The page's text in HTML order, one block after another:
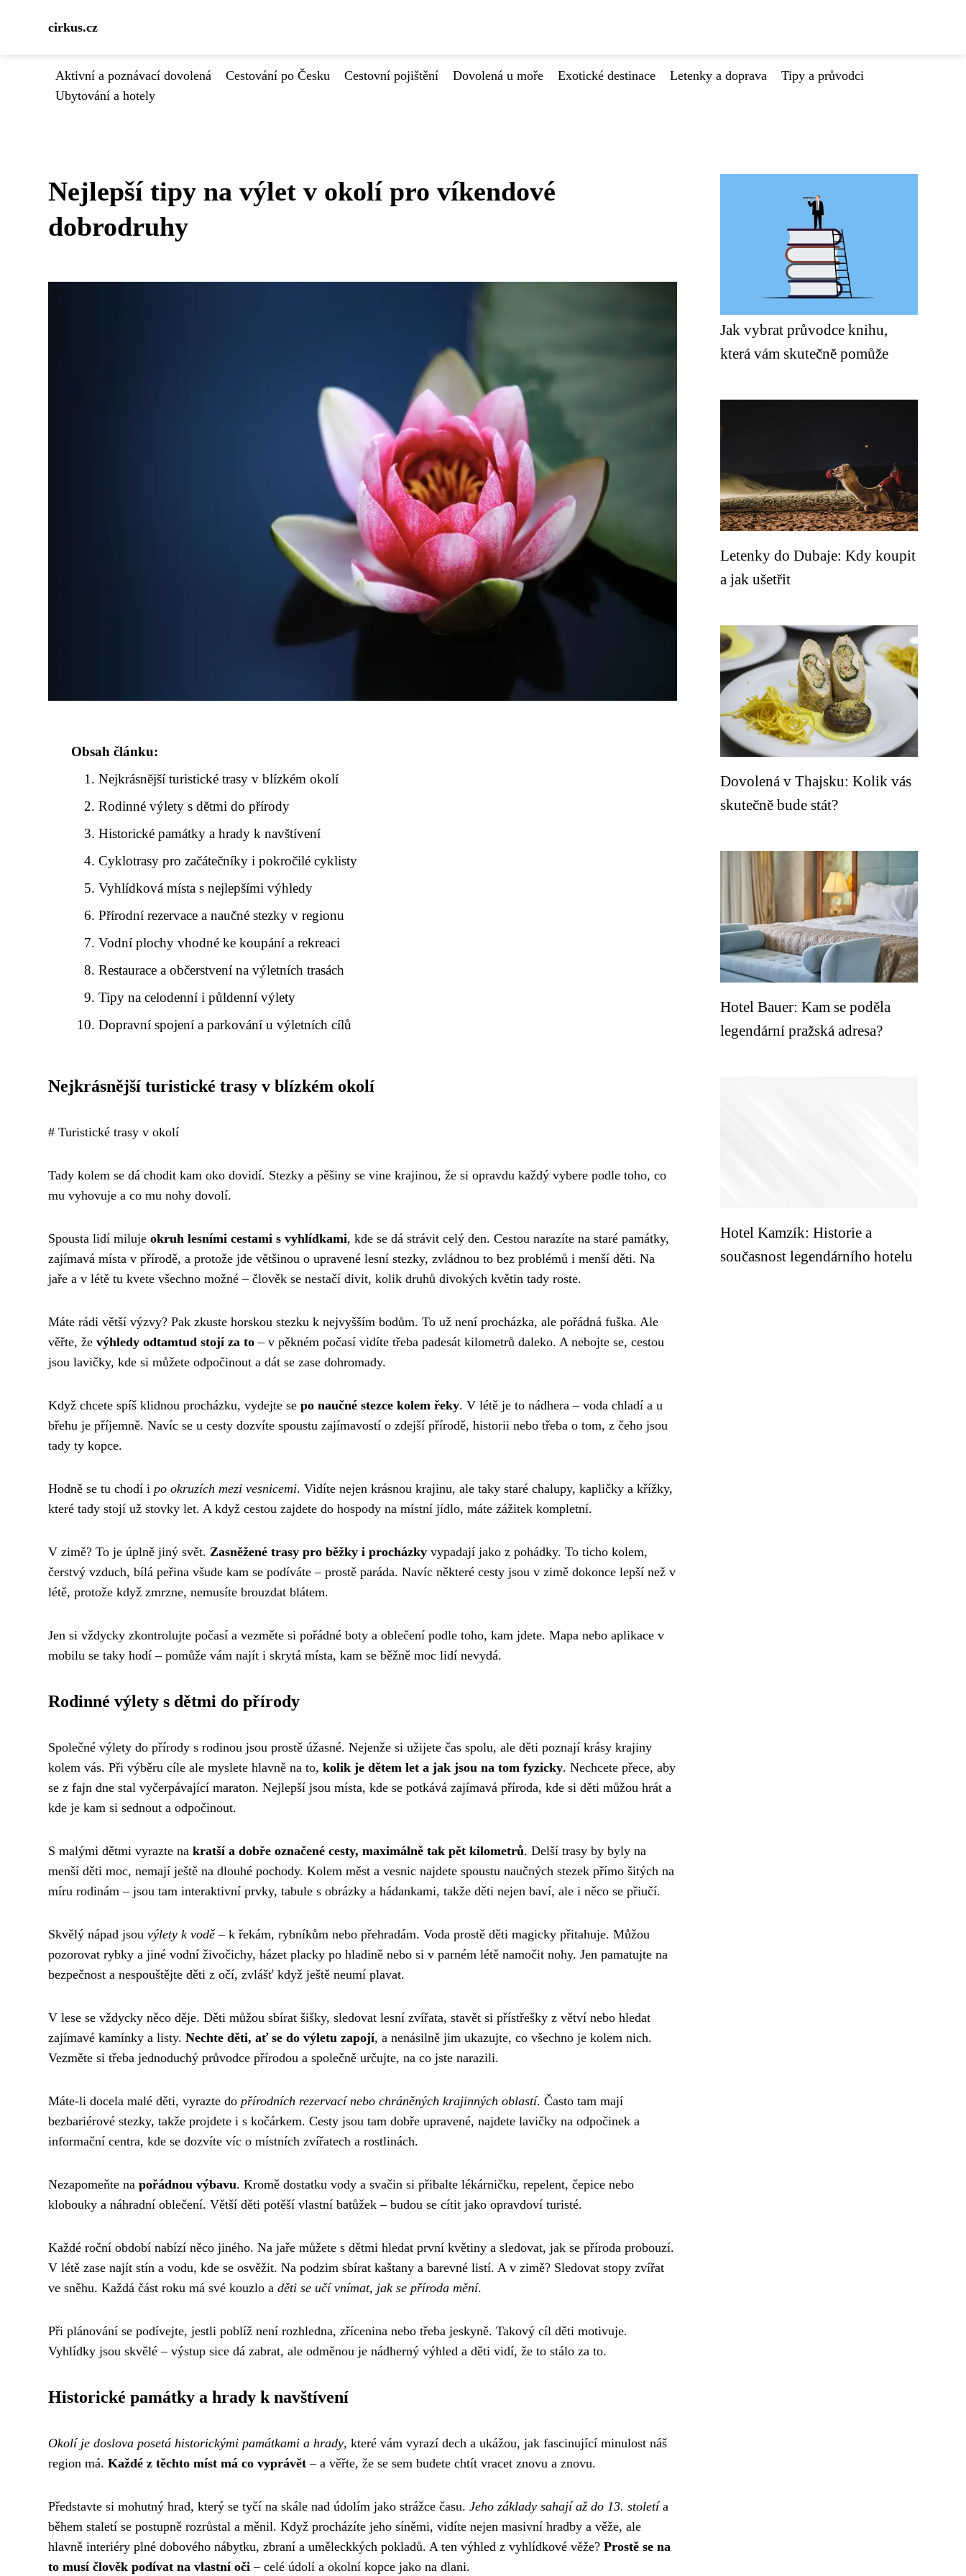
cirkus.cz
Aktivní a poznávací dovolená Cestování po Česku Cestovní pojištění Dovolená u moře Exotické destinace Letenky a doprava
Tipy a průvodci
Ubytování a hotely
Nejlepší tipy na výlet v okolí pro víkendové
dobrodruhy
Obsah článku:
Nejkrásnější turistické trasy v blízkém okolí
Rodinné výlety s dětmi do přírody
Historické památky a hrady k navštívení
Cyklotrasy pro začátečníky i pokročilé cyklisty
Vyhlídková místa s nejlepšími výhledy
Přírodní rezervace a naučné stezky v regionu
Vodní plochy vhodné ke koupání a rekreaci
Restaurace a občerstvení na výletních trasách
Tipy na celodenní i půldenní výlety
Dopravní spojení a parkování u výletních cílů
Nejkrásnější turistické trasy v blízkém okolí
# Turistické trasy v okolí
Tady kolem se dá chodit kam oko dovidí. Stezky a pěšiny se vine krajinou, že si opravdu každý vybere podle toho, co
mu vyhovuje a co mu nohy dovolí.
Spousta lidí miluje okruh lesními cestami s vyhlídkami, kde se dá strávit celý den. Cestou narazíte na staré památky,
zajímavá místa v přírodě, a protože jde většinou o upravené lesní stezky, zvládnou to bez problémů i menší děti. Na
jaře a v létě tu kvete všechno možné – člověk se nestačí divit, kolik druhů divokých květin tady roste.
Máte rádi větší výzvy? Pak zkuste horskou stezku k nejvyšším bodům. To už není procházka, ale pořádná fuška. Ale
věřte, že výhledy odtamtud stojí za to – v pěkném počasí vidíte třeba padesát kilometrů daleko. A nebojte se, cestou
jsou lavičky, kde si můžete odpočinout a dát se zase dohromady.
Když chcete spíš klidnou procházku, vydejte se po naučné stezce kolem řeky. V létě je to nádhera – voda chladí a u
břehu je příjemně. Navíc se u cesty dozvíte spoustu zajímavostí o zdejší přírodě, historii nebo třeba o tom, z čeho jsou
tady ty kopce.
Hodně se tu chodí i po okruzích mezi vesnicemi. Vidíte nejen krásnou krajinu, ale taky staré chalupy, kapličky a křížky,
které tady stojí už stovky let. A když cestou zajdete do hospody na místní jídlo, máte zážitek kompletní.
V zimě? To je úplně jiný svět. Zasněžené trasy pro běžky i procházky vypadají jako z pohádky. To ticho kolem,
čerstvý vzduch, bílá peřina všude kam se podíváte – prostě paráda. Navíc některé cesty jsou v zimě dokonce lepší než v
létě, protože když zmrzne, nemusíte brouzdat blátem.
Jen si vždycky zkontrolujte počasí a vezměte si pořádné boty a oblečení podle toho, kam jdete. Mapa nebo aplikace v
mobilu se taky hodí – pomůže vám najít i skrytá místa, kam se běžně moc lidí nevydá.
Rodinné výlety s dětmi do přírody
Společné výlety do přírody s rodinou jsou prostě úžasné. Nejenže si užijete čas spolu, ale děti poznají krásy krajiny
kolem vás. Při výběru cíle ale myslete hlavně na to, kolik je dětem let a jak jsou na tom fyzicky. Nechcete přece, aby
se z fajn dne stal vyčerpávající maraton. Nejlepší jsou místa, kde se potkává zajímavá příroda, kde si děti můžou hrát a
kde je kam si sednout a odpočinout.
S malými dětmi vyrazte na kratší a dobře označené cesty, maximálně tak pět kilometrů. Delší trasy by byly na
menší děti moc, nemají ještě na dlouhé pochody. Kolem měst a vesnic najdete spoustu naučných stezek přímo šitých na
míru rodinám – jsou tam interaktivní prvky, tabule s obrázky a hádankami, takže děti nejen baví, ale i něco se přiučí.
Skvělý nápad jsou výlety k vodě – k řekám, rybníkům nebo přehradám. Voda prostě děti magicky přitahuje. Můžou
pozorovat rybky a jiné vodní živočichy, házet placky po hladině nebo si v parném létě namočit nohy. Jen pamatujte na
bezpečnost a nespouštějte děti z očí, zvlášť když ještě neumí plavat.
V lese se vždycky něco děje. Děti můžou sbírat šišky, sledovat lesní zvířata, stavět si přístřešky z větví nebo hledat
zajímavé kamínky a listy. Nechte děti, ať se do výletu zapojí, a nenásilně jim ukazujte, co všechno je kolem nich.
Vezměte si třeba jednoduchý průvodce přírodou a společně určujte, na co jste narazili.
Máte-li docela malé děti, vyrazte do přírodních rezervací nebo chráněných krajinných oblastí. Často tam mají
bezbariérové stezky, takže projdete i s kočárkem. Cesty jsou tam dobře upravené, najdete lavičky na odpočinek a
informační centra, kde se dozvíte víc o místních zvířatech a rostlinách.
Nezapomeňte na pořádnou výbavu. Kromě dostatku vody a svačin si přibalte lékárničku, repelent, čepice nebo
klobouky a náhradní oblečení. Větší děti potěší vlastní batůžek – budou se cítit jako opravdoví turisté.
Každé roční období nabízí něco jiného. Na jaře můžete s dětmi hledat první květiny a sledovat, jak se příroda probouzí.
V létě zase najít stín a vodu, kde se osvěžit. Na podzim sbírat kaštany a barevné listí. A v zimě? Sledovat stopy zvířat
ve sněhu. Každá část roku má své kouzlo a děti se učí vnímat, jak se příroda mění.
Při plánování se podívejte, jestli poblíž není rozhledna, zřícenina nebo třeba jeskyně. Takový cíl děti motivuje.
Vyhlídky jsou skvělé – výstup sice dá zabrat, ale odměnou je nádherný výhled a děti vidí, že to stálo za to.
Historické památky a hrady k navštívení
Okolí je doslova posetá historickými památkami a hrady, které vám vyrazí dech a ukážou, jak fascinující minulost náš
region má. Každé z těchto míst má co vyprávět – a věřte, že se sem budete chtít vracet znovu a znovu.
Představte si mohutný hrad, který se tyčí na skále nad údolím jako strážce času. Jeho základy sahají až do 13. stoletía
během staletí se postupně rozrůstal a měnil. Když procházíte jeho síněmi, vidíte nejen masivní hradby a věže, ale
hlavně interiéry plné dobového nábytku, zbraní a uměleckkých pokladů. A ten výhled z vyhlídkové věže? Prostě se na
to musí člověk podívat na vlastní oči – celé údolí a okolní kopce jako na dlani.
Jak vybrat průvodce knihu,
která vám skutečně pomůže
Letenky do Dubaje: Kdy koupit
a jak ušetřit
Dovolená v Thajsku: Kolik vás
skutečně bude stát?
Hotel Bauer: Kam se poděla
legendární pražská adresa?
Hotel Kamzík: Historie a
současnost legendárního hotelu